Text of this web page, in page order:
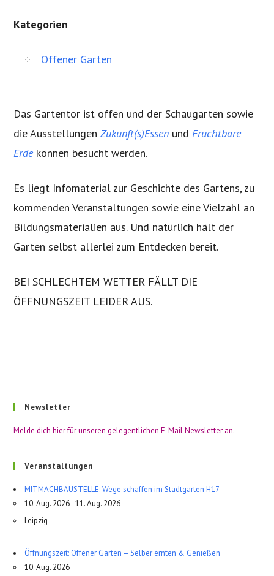
Kategorien
Offener Garten
Das Gartentor ist offen und der Schaugarten sowie
die AusstellungenZukunft(s)Essen undFruchtbare
Erde können besucht werden.
Es liegt Infomaterial zur Geschichte des Gartens, zu
kommenden Veranstaltungen sowie eine Vielzahl an
Bildungsmaterialien aus. Und natürlich hält der
Garten selbst allerlei zum Entdecken bereit.
BEI SCHLECHTEM WETTER FÄLLT DIE
ÖFFNUNGSZEIT LEIDER AUS.
Newsletter
Melde dich hier für unseren gelegentlichen E-Mail Newsletter an.
Veranstaltungen
MITMACHBAUSTELLE: Wege schaffen im Stadtgarten H17
10. Aug. 2026 - 11. Aug. 2026
Leipzig
Öffnungszeit: Offener Garten – Selber ernten & Genießen
10. Aug. 2026